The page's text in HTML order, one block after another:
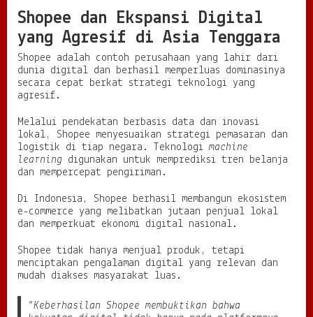
Shopee dan Ekspansi Digital
yang Agresif di Asia Tenggara
Shopee adalah contoh perusahaan yang lahir dari
dunia digital dan berhasil memperluas dominasinya
secara cepat berkat strategi teknologi yang
agresif.
Melalui pendekatan berbasis data dan inovasi
lokal, Shopee menyesuaikan strategi pemasaran dan
logistik di tiap negara. Teknologi machine
learning digunakan untuk memprediksi tren belanja
dan mempercepat pengiriman.
Di Indonesia, Shopee berhasil membangun ekosistem
e-commerce yang melibatkan jutaan penjual lokal
dan memperkuat ekonomi digital nasional.
Shopee tidak hanya menjual produk, tetapi
menciptakan pengalaman digital yang relevan dan
mudah diakses masyarakat luas.
“Keberhasilan Shopee membuktikan bahwa